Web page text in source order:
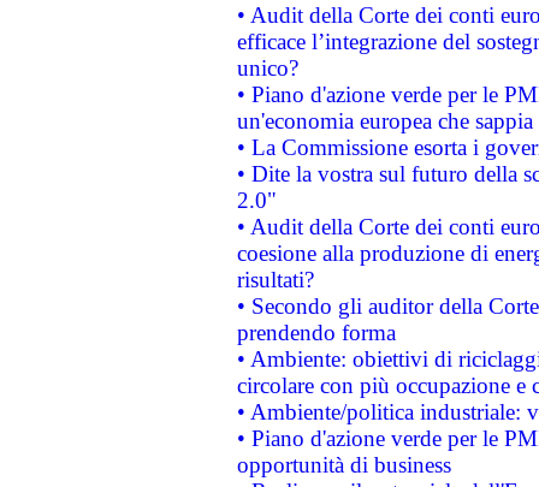
• Audit della Corte dei conti
efficace l’integrazione del
unico?
• Piano d'azione verde per le
un'economia europea che
• La Commissione esorta i
• Dite la vostra sul futuro della
2.0"
• Audit della Corte dei conti
coesione alla produzione di
risultati?
• Secondo gli auditor della
prendendo forma
• Ambiente: obiettivi di
circolare con più occupazione e
• Ambiente/politica industriale:
• Piano d'azione verde per le
opportunità di business